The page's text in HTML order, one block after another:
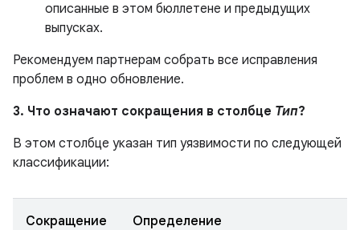
описанные в этом бюллетене и предыдущих
выпусках.
Рекомендуем партнерам собрать все исправления
проблем в одно обновление.
3. Что означают сокращения в столбце Тип?
В этом столбце указан тип уязвимости по следующей
классификации:
Сокращение Определение